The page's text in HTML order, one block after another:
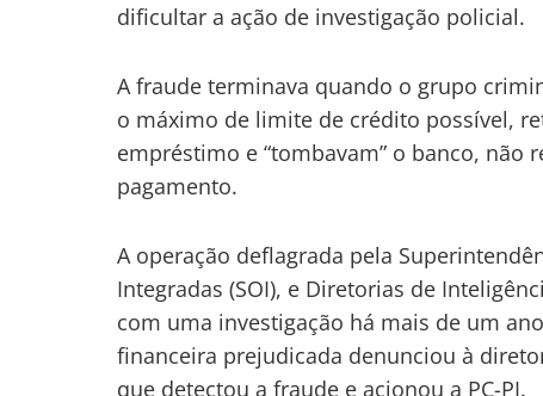
dificultar a ação de investigação policial.
A fraude terminava quando o grupo
o máximo de limite de crédito possível,
empréstimo e “tombavam” o banco, não
pagamento.
A operação deflagrada pela
Integradas (SOI), e Diretorias de
com uma investigação há mais de um
financeira prejudicada denunciou à
que detectou a fraude e acionou a PC-PI.